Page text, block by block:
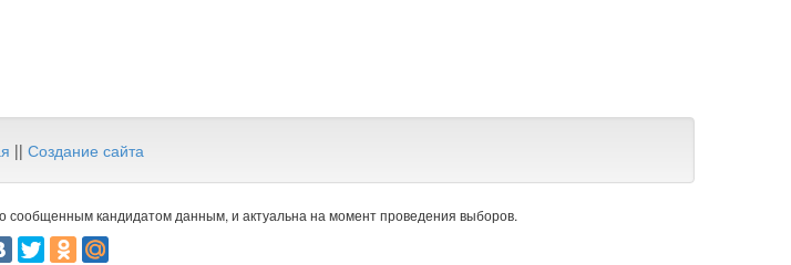
|| Создание сайта
кандидатом данным, и актуальна на момент проведения выборов.